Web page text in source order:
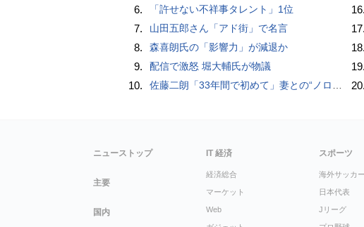
6. 「許せない不祥事タレント」1位
7. 山田五郎さん「アド街」で名言
8. 森喜朗氏の「影響力」が減退か
9. 配信で激怒 堀大輔氏が物議
10. 佐藤二朗「33年間で初めて」妻との“ノロケ砲”に反響続々「威力抜群」「奥様かっこいい」
16.
17.
18.
19.
20.
ニューストップ
主要
国内
IT 経済
経済総合
マーケット
Web
スポーツ
海外サッカー
日本代表
Jリーグ